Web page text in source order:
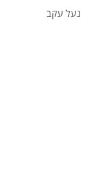
נעל עקב